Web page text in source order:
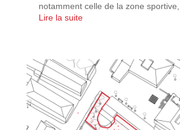
notamment celle de la zone
Lire la suite